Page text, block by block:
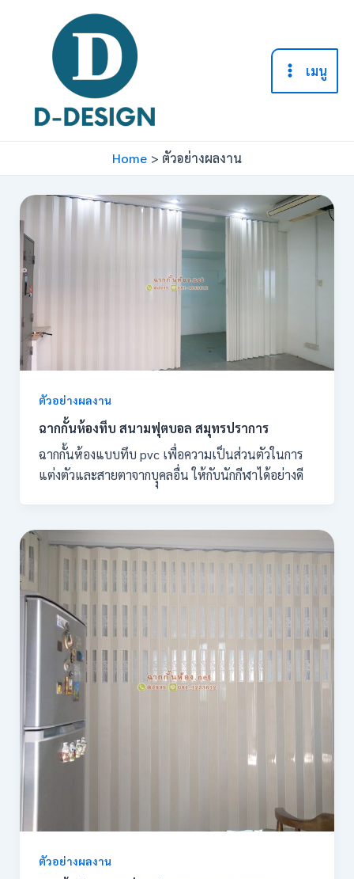
Main
เมนู
Home ตัวอย่างผลงาน
ตัวอย่างผลงาน
ฉากกั้นห้องทึบ สนามฟุตบอล สมุทรปราการ
ฉากกั้นห้องแบบทึบ pvc เพื่อความเป็นส่วนตัวในการ
แต่งตัวและสายตาจากบุุคลอื่น ให้กับนักกีฬาได้อย่างดี
ตัวอย่างผลงาน